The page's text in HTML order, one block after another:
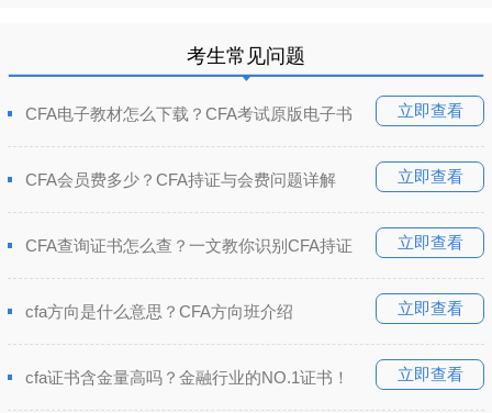
考生常见问题
立即查看
CFA电子教材怎么下载？CFA考试原版电子书
立即查看
CFA会员费多少？CFA持证与会费问题详解
立即查看
CFA查询证书怎么查？一文教你识别CFA持证
立即查看
cfa方向是什么意思？CFA方向班介绍
立即查看
cfa证书含金量高吗？金融行业的NO.1证书！